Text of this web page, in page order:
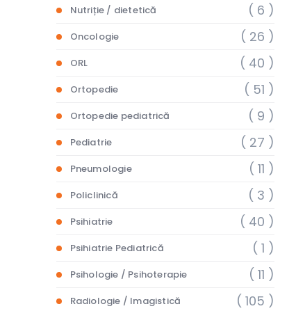
Nutriție / dietetică ( 6 )
Oncologie ( 26 )
ORL ( 40 )
Ortopedie ( 51 )
Ortopedie pediatrică ( 9 )
Pediatrie ( 27 )
Pneumologie ( 11 )
Policlinică ( 3 )
Psihiatrie ( 40 )
Psihiatrie Pediatrică ( 1 )
Psihologie / Psihoterapie ( 11 )
Radiologie / Imagistică ( 105 )